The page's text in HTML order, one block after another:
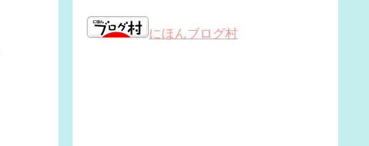
にほんブログ村